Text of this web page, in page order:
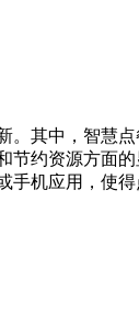
其中，智慧
约资源方面
机应用，使